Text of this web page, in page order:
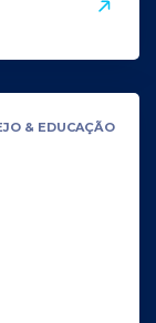
& EDUCAÇÃO